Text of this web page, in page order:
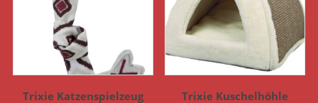
Trixie Katzenspielzeug
Trixie Kuschelhöhle